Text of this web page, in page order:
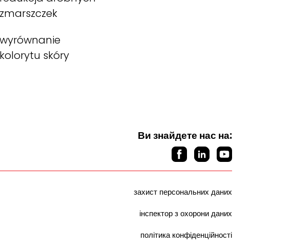
zmarszczek
wyrównanie
kolorytu skóry
Ви знайдете нас на:
захист персональних даних
інспектор з охорони даних
політика конфіденційності